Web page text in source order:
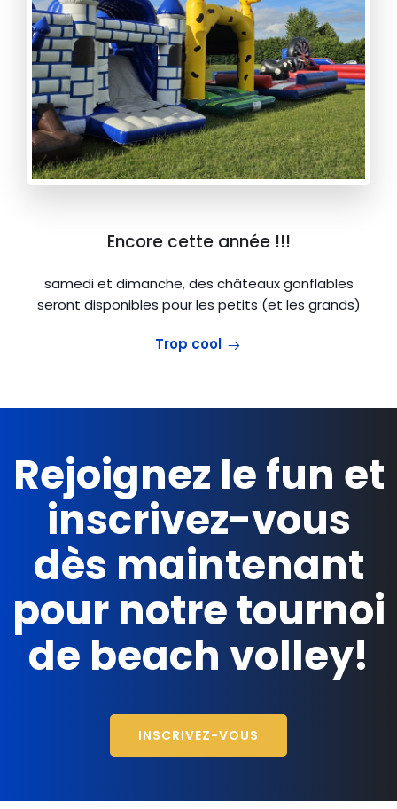
Encore cette année !!!
samedi et dimanche, des châteaux gonflables
seront disponibles pour les petits (et les grands)
Trop cool
Rejoignez le fun et
inscrivez-vous
dès maintenant
pour notre tournoi
de beach volley!
INSCRIVEZ-VOUS